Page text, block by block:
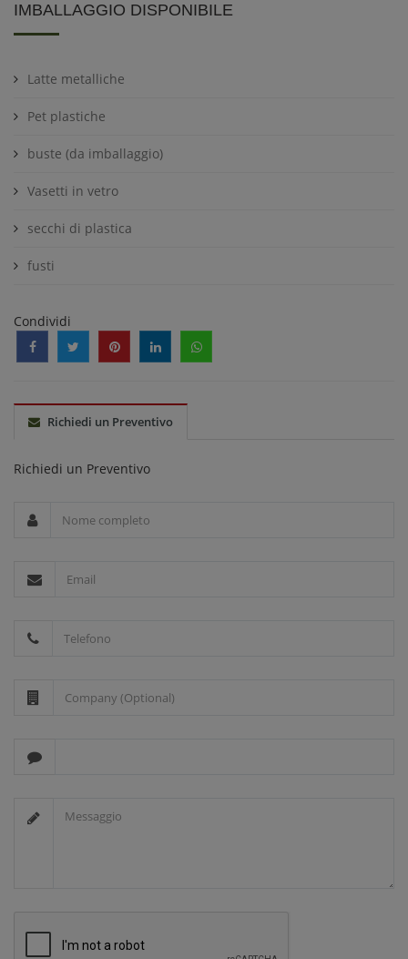
IMBALLAGGIO DISPONIBILE
Latte metalliche
Pet plastiche
buste (da imballaggio)
Vasetti in vetro
secchi di plastica
fusti
Condividi
Richiedi un Preventivo
Richiedi un Preventivo